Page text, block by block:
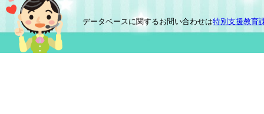
データベースに関するお問い合わせは特別支援教育